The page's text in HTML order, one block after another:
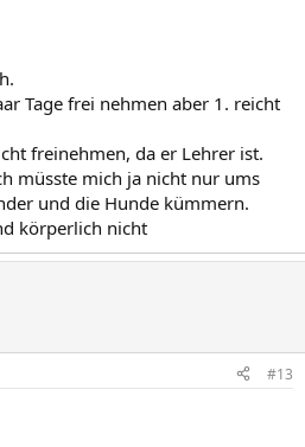
Tage frei nehmen aber 1. reicht
freinehmen, da er Lehrer ist.
müsste mich ja nicht nur ums
und die Hunde kümmern.
körperlich nicht
#13